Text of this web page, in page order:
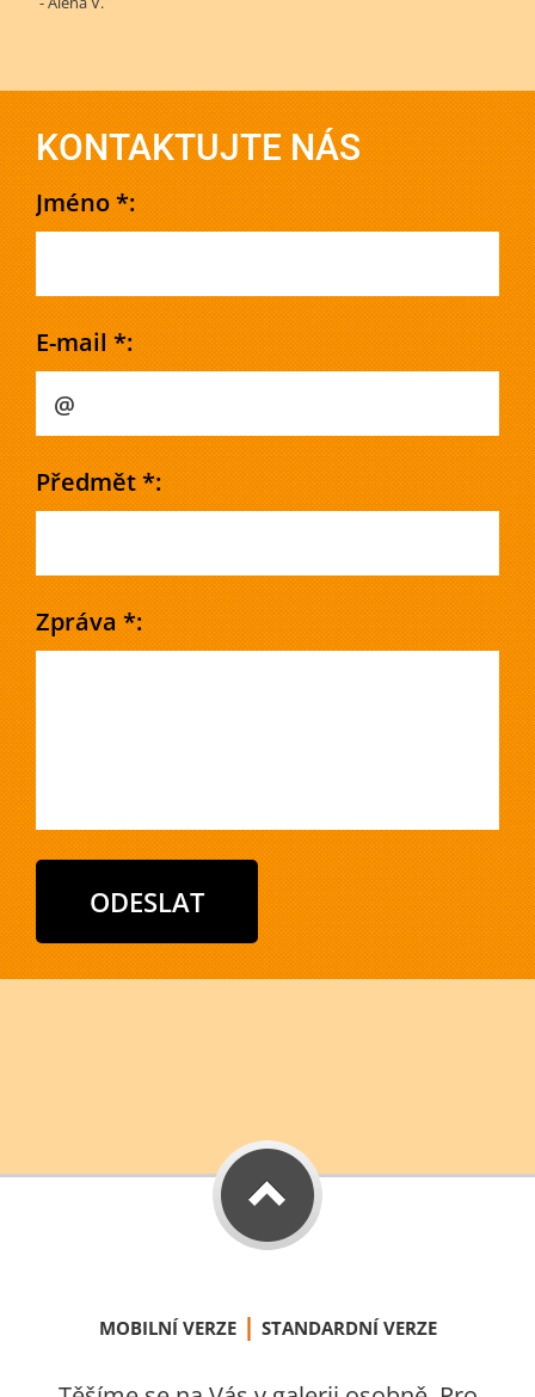
KONTAKTUJTE NÁS
Jméno *:
E-mail *:
Předmět *:
Zpráva *:
MOBILNÍ VERZE | STANDARDNÍ VERZE